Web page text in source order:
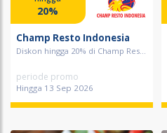
20%
Champ Resto Indonesia
Diskon hingga 20% di Champ Res...
periode promo
Hingga 13 Sep 2026